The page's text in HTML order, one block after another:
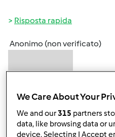
Risposta rapida
Anonimo (non verificato)
Mar, 01/20/2015 - 08:23
We Care About Your
We and our315 partners
data, like browsing data or
device. Selecting I Accept